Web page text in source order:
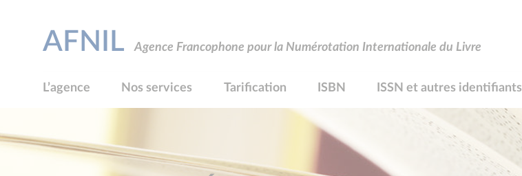
AFNIL Agence Francophone pour la Numérotation Internationale du Livre
L’agence Nos services Tarification ISBN ISSN et autres identifiants